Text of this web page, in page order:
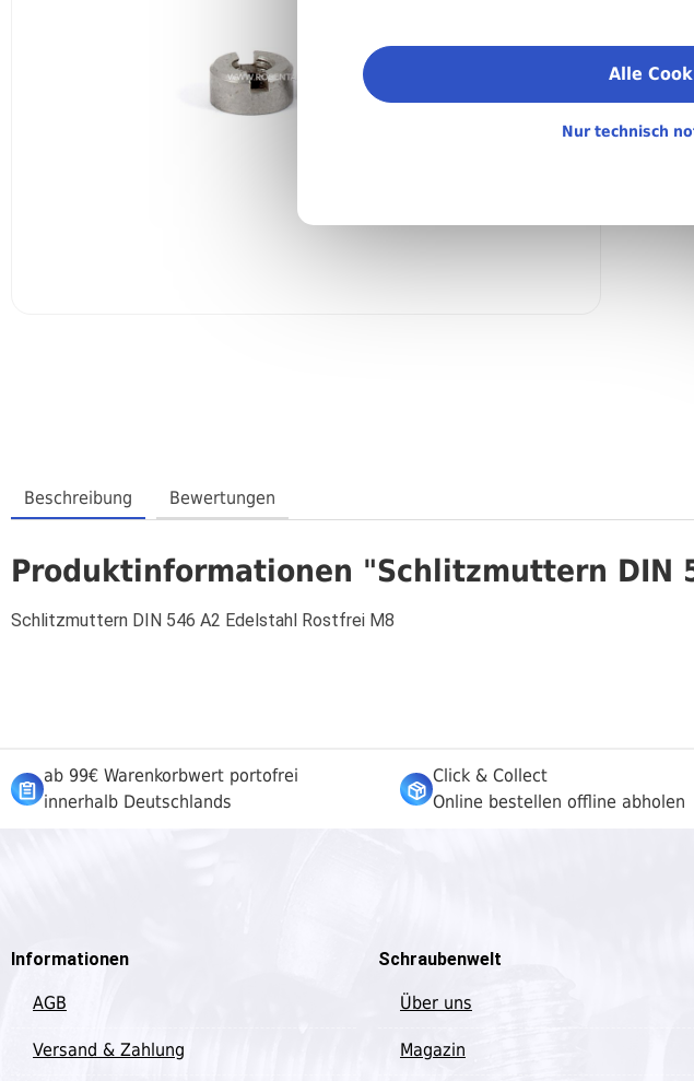
A2
Beschreibung Bewertungen
Produktinformationen "Schlitzmuttern DIN
Schlitzmuttern DIN 546 A2 Edelstahl Rostfrei M8
ab 99€ Warenkorbwert portofrei
innerhalb Deutschlands
Click & Collect
Online bestellen offline abholen
Informationen
AGB
Versand & Zahlung
Schraubenwelt
Über uns
Magazin
Alle
Nur technisch